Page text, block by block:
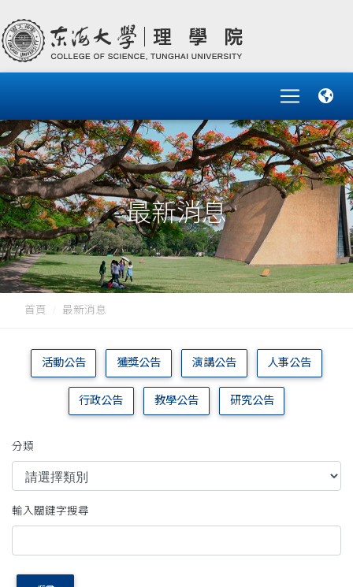
最新消息
首頁 最新消息
活動公告 獲獎公告 演講公告 人事公告
行政公告 教學公告 研究公告
分類
輸入關鍵字搜尋